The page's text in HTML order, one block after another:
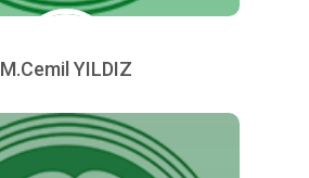
M.Cemil YILDIZ